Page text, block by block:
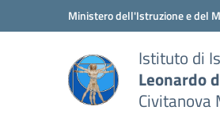
Vai ai contenuti
Vai al menu di navigazioneMinistero dell'Istruzione e del
Istituto di
Leonardo
Civitanova